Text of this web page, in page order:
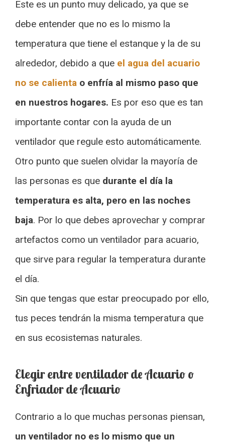
Este es un punto muy delicado, ya que se
debe entender que no es lo mismo la
temperatura que tiene el estanque y la de su
alrededor, debido a que el agua del acuario
no se calienta o enfría al mismo paso que
en nuestros hogares. Es por eso que es tan
importante contar con la ayuda de un
ventilador que regule esto automáticamente.
Otro punto que suelen olvidar la mayoría de
las personas es que durante el día la
temperatura es alta, pero en las noches
baja. Por lo que debes aprovechar y comprar
artefactos como un ventilador para acuario,
que sirve para regular la temperatura durante
el día.
Sin que tengas que estar preocupado por ello,
tus peces tendrán la misma temperatura que
en sus ecosistemas naturales.
Elegir entre ventilador de Acuario o
Enfriador de Acuario
Contrario a lo que muchas personas piensan,
un ventilador no es lo mismo que un